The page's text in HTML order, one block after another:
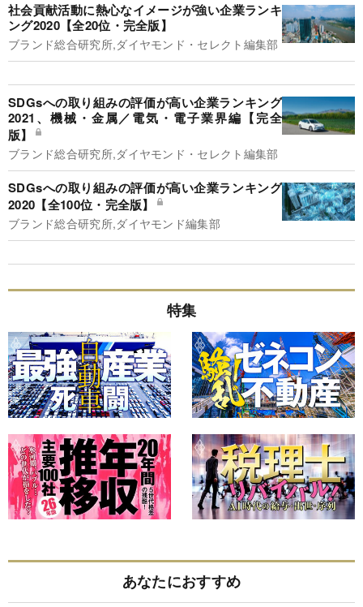
社会貢献活動に熱心なイメージが強い企業ランキ
ング2020【全20位・完全版】
ブランド総合研究所,ダイヤモンド・セレクト編集部
SDGsへの取り組みの評価が高い企業ランキング
2021、機械・金属／電気・電子業界編【完全
版】
ブランド総合研究所,ダイヤモンド・セレクト編集部
SDGsへの取り組みの評価が高い企業ランキング
2020【全100位・完全版】
ブランド総合研究所,ダイヤモンド編集部
特集
あなたにおすすめ